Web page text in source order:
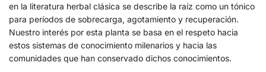
en la literatura herbal clásica se describe la raíz como un tónico
para períodos de sobrecarga, agotamiento y recuperación.
Nuestro interés por esta planta se basa en el respeto hacia
estos sistemas de conocimiento milenarios y hacia las
comunidades que han conservado dichos conocimientos.